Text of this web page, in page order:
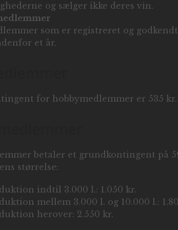
og sælger ikke deres vin.
som er registreret og
et år.
for hobbymedlemmer er 535 kr.
betaler et grundkontingent på
størrelse:
indtil 3.000 l.: 1.050 kr.
mellem 3.000 l. og 10.000 l.:
herover: 2.550 kr.